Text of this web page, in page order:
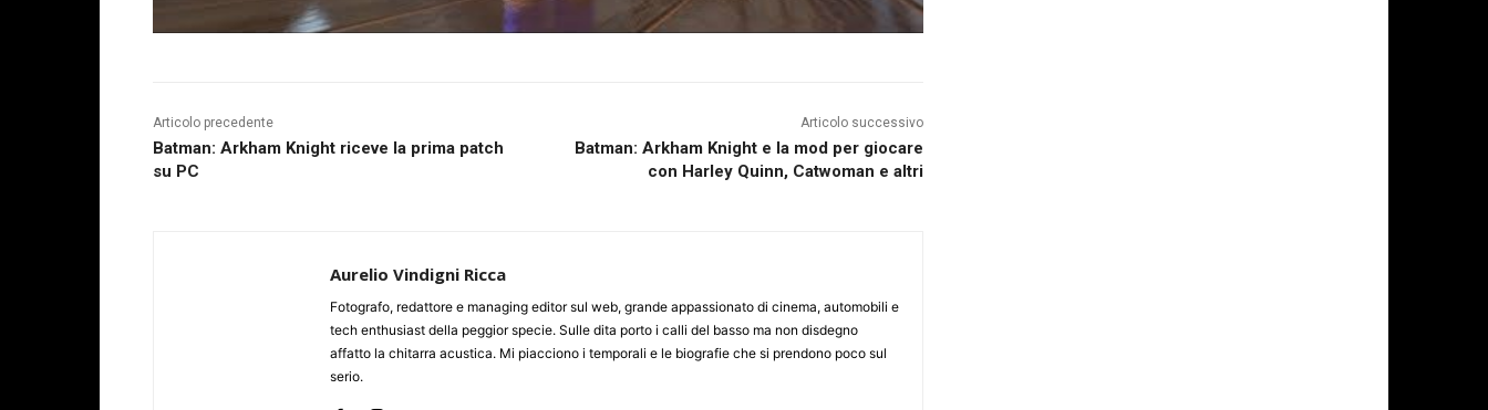
Articolo precedente
Batman: Arkham Knight riceve la prima patch
su PC
Articolo successivo
Batman: Arkham Knight e la mod per giocare
con Harley Quinn, Catwoman e altri
Aurelio Vindigni Ricca
Fotografo, redattore e managing editor sul web, grande appassionato di cinema, automobili e
tech enthusiast della peggior specie. Sulle dita porto i calli del basso ma non disdegno
affatto la chitarra acustica. Mi piacciono i temporali e le biografie che si prendono poco sul
serio.